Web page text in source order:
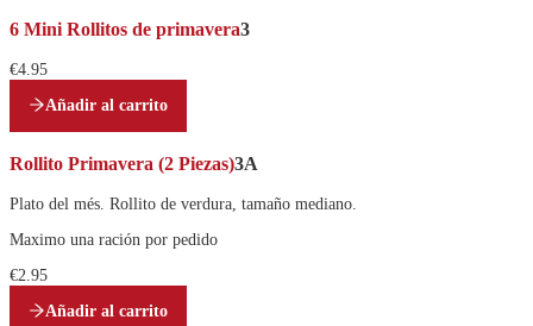
6 Mini Rollitos de primavera3
€4.95
Añadir al carrito
Rollito Primavera (2 Piezas)3A
Plato del més. Rollito de verdura, tamaño mediano.
Maximo una ración por pedido
€2.95
Añadir al carrito